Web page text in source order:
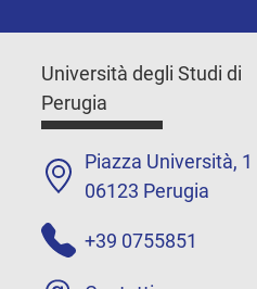
Università degli Studi di
Perugia
Piazza Università, 1
06123 Perugia
+39 0755851